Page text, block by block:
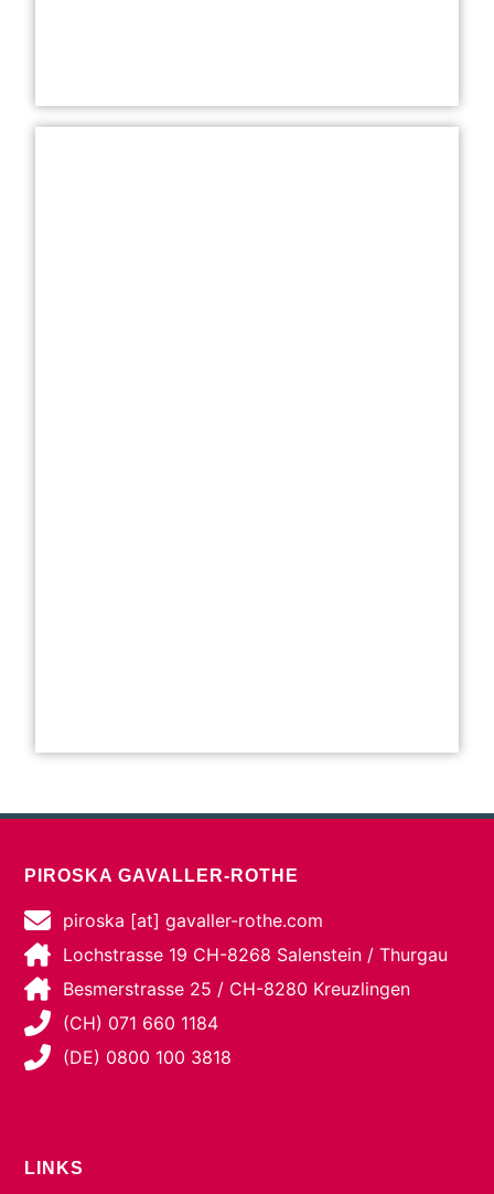
PIROSKA GAVALLER-ROTHE
piroska [at] gavaller-rothe.com
Lochstrasse 19 CH-8268 Salenstein / Thurgau
Besmerstrasse 25 / CH-8280 Kreuzlingen
(CH) 071 660 1184
(DE) 0800 100 3818
LINKS